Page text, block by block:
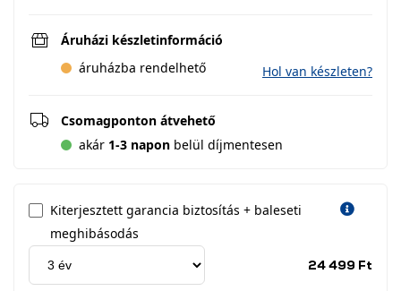
Áruházi készletinformáció
áruházba rendelhető
Hol van készleten?
Csomagponton átvehető
akár 1-3 napon belül díjmentesen
Kiterjesztett garancia biztosítás + baleseti
meghibásodás
24 499 Ft